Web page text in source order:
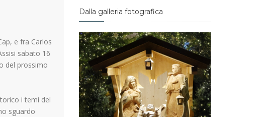
e fra Carlos
sabato 16
del prossimo
i temi del
sguardo
Dalla galleria fotografica